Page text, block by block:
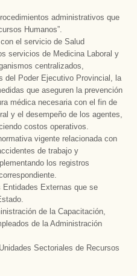
administrativos que
Humanos”.
el servicio de Salud
servicios de Medicina Laboral y
centralizados,
del Poder Ejecutivo Provincial, la
que aseguren la prevención
médica necesaria con el fin de
y el desempeño de los agentes,
costos operativos.
vigente relacionada con
de trabajo y
los registros
Entidades Externas que se
de la Capacitación,
de la Administración
Sectoriales de Recursos